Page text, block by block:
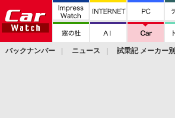
バックナンバー ニュース 試乗記 メーカー別